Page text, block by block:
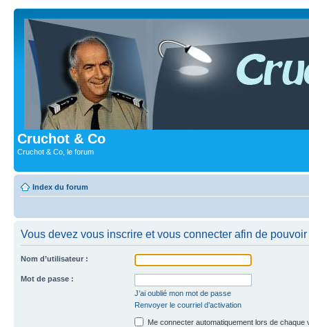
Cruchot & Co
Cruchot & Co, le forum
Index du forum
Vous devez vous inscrire et vous connecter afin de
Nom d’utilisateur :
Mot de passe :
J’ai oublié mon mot de passe
Renvoyer le courriel d’activation
Me connecter automatiquement lors de chaque